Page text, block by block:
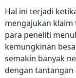
Hal ini terjadi
mengajukan
para peneliti
kemungkinan
semakin banyak
dengan tantangan